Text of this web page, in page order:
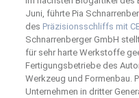
Juni, führte Pia
des Präzisionsschliffs mit
Schnarrenberger GmbH
für sehr harte Werkstoffe
Fertigungsbetriebe des
Werkzeug und Formenbau.
Unternehmen in dritter